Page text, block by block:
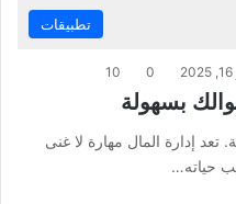
تطبيقات
0
10
بسهولة
تعد إدارة المال مهارة لا غنى
حياته…